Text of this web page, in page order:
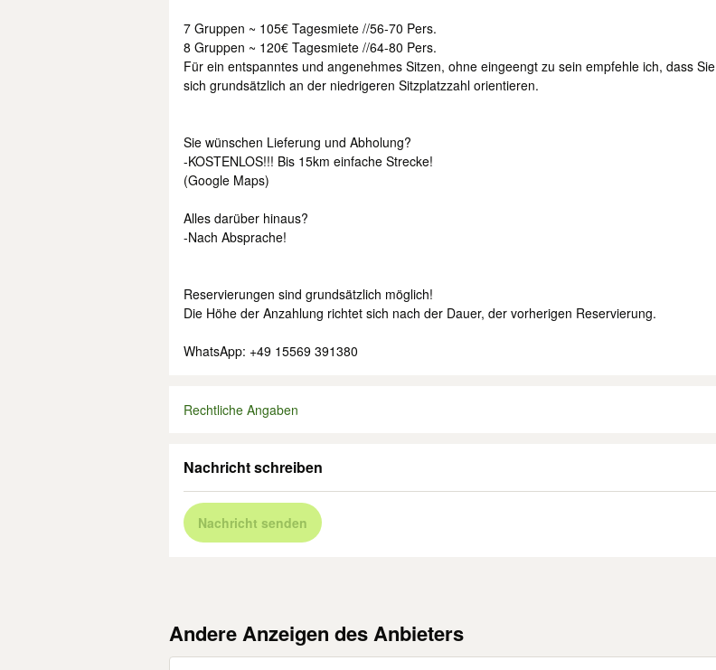
7 Gruppen ~ 105€ Tagesmiete //56-70 Pers.
8 Gruppen ~ 120€ Tagesmiete //64-80 Pers.
Für ein entspanntes und angenehmes Sitzen, ohne eingeengt zu sein empfehle ich, dass Sie
sich grundsätzlich an der niedrigeren Sitzplatzzahl orientieren.
Sie wünschen Lieferung und Abholung?
-KOSTENLOS!!! Bis 15km einfache Strecke!
(Google Maps)
Alles darüber hinaus?
-Nach Absprache!
Reservierungen sind grundsätzlich möglich!
Die Höhe der Anzahlung richtet sich nach der Dauer, der vorherigen Reservierung.
WhatsApp: +49 15569 391380
Rechtliche Angaben
Nachricht schreiben
Nachricht senden
Andere Anzeigen des Anbieters